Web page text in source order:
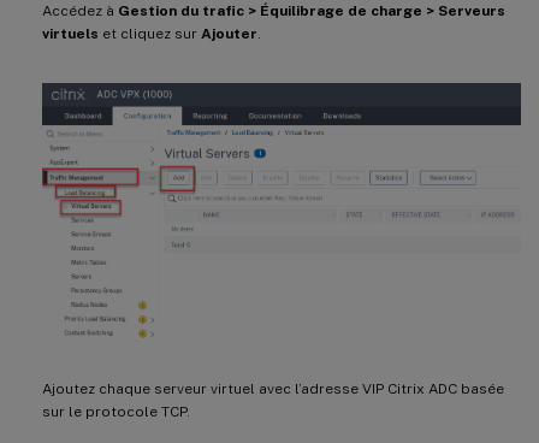
Accédez à Gestion du trafic > Équilibrage de charge > Serveurs
virtuels et cliquez sur Ajouter
Ajoutez chaque serveur virtuel avec l’adresse VIP Citrix ADC basée
sur le protocole TCP.